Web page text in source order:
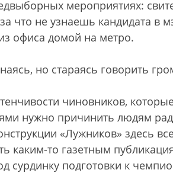
мероприятиях:
что не узнаешь кандидата в
офиса домой на метро.
но стараясь говорить
чиновников,
нужно причинить людям
«Лужников» здесь
каким-то газетным
сурдинку подготовки к